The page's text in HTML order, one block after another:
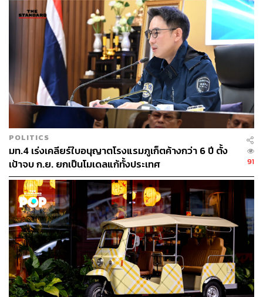
ถ้าจะพูดถึงสตูดิโอถ่ายรูปหรือจัดงานแต่งในไทยก็มีอยู่หลาย
CASA PAPA
คือหนึ่งในนั้น เพราะด้วยพื้นที่ใช้สอยที่
โล่งๆ สามารถจัดงานได้หลายรูปแบบ และ ตัวอาคารมีการใช้
Arch โค้งเป็นส่วนประกอบในการตกแต่ง ทำให้ที่นี่มีมุมซิก
เนเจอร์ที่โล่งโปร่ง แต่ยังรู้สึกอบอุ่นและผ่อนคลาย นอกจากจะ
จัดงานได้แล้วที่นี่ยังมีห้องพักในตัวอาคารถึง 6 ห้องด้วยกัน
POLITICS
มท.4 เร่งเคลียร์ใบอนุญาตโรงแรมภูเก็ตค้างกว่า 6 ปี ตั้ง
เป้าจบ ก.ย. ยกเป็นโมเดลแก้ทั้งประเทศ
91